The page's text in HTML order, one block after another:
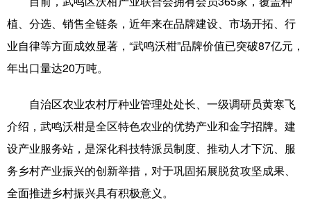
广东 广西 海南 重庆
四川 贵州 云南 西藏
陕西
新疆 内蒙古 黑龙江
多语种频道
English Español Français عربى
植、分选、销售全链条，近年来在品牌建设、市场开拓、行
业自律等方面成效显著，“武鸣沃柑”品牌价值已突破87亿元，
年出口量达20万吨。
自治区农业农村厅种业管理处处长、一级调研员黄寒飞
介绍，武鸣沃柑是全区特色农业的优势产业和金字招牌。建
设产业服务站，是深化科技特派员制度、推动人才下沉、服
务乡村产业振兴的创新举措，对于巩固拓展脱贫攻坚成果、
全面推进乡村振兴具有积极意义。